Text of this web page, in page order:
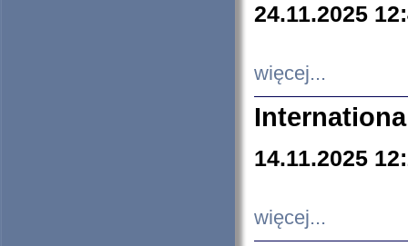
24.11.2025
więcej...
14.11.2025
więcej...